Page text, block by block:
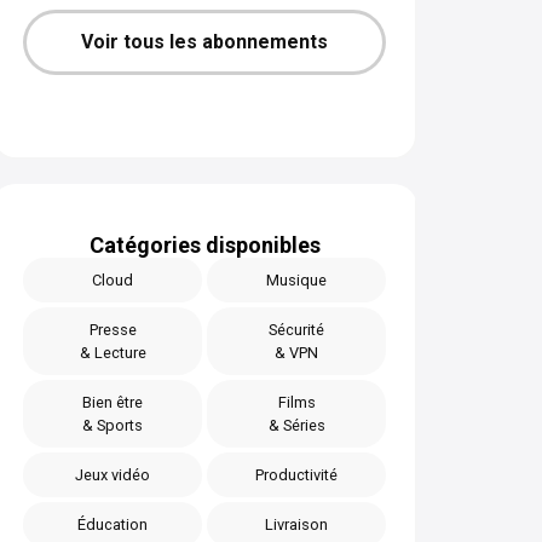
Voir tous les abonnements
Catégories disponibles
Cloud Musique
Presse
& Lecture
Sécurité
& VPN
Bien être
& Sports
Films
& Séries
Jeux vidéo Productivité
Éducation Livraison